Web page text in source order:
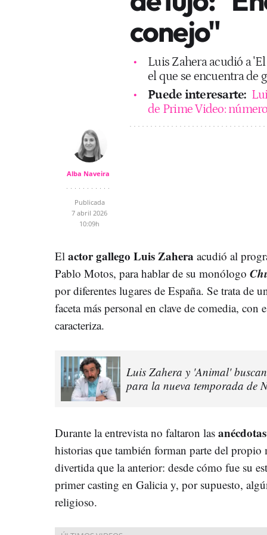
conejo"
Luis Zahera acudió a
el que se encuentra de
Puede interesarte:
de Prime Video:
Alba Naveira
Publicada
7 abril 2026
10:09h
El actor gallego Luis Zahera acudió al
Pablo Motos, para hablar de su monólogo
por diferentes lugares de España. Se trata de
faceta más personal en clave de comedia, con
caracteriza.
Luis Zahera y 'Animal'
para la nueva temporada de
Durante la entrevista no faltaron las
historias que también forman parte del
divertida que la anterior: desde cómo fue su
primer casting en Galicia y, por supuesto,
religioso.